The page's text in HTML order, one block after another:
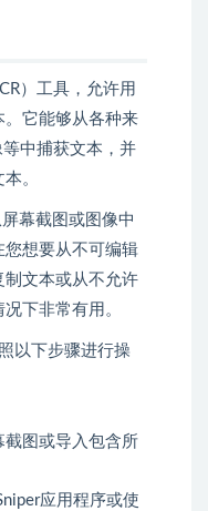
）工具，允许用
。它能够从各种来
中捕获文本，并
。
幕截图或图像中
您想要从不可编辑
制文本或从不允许
下非常有用。
以下步骤进行操
截图或导入包含所
应用程序或使